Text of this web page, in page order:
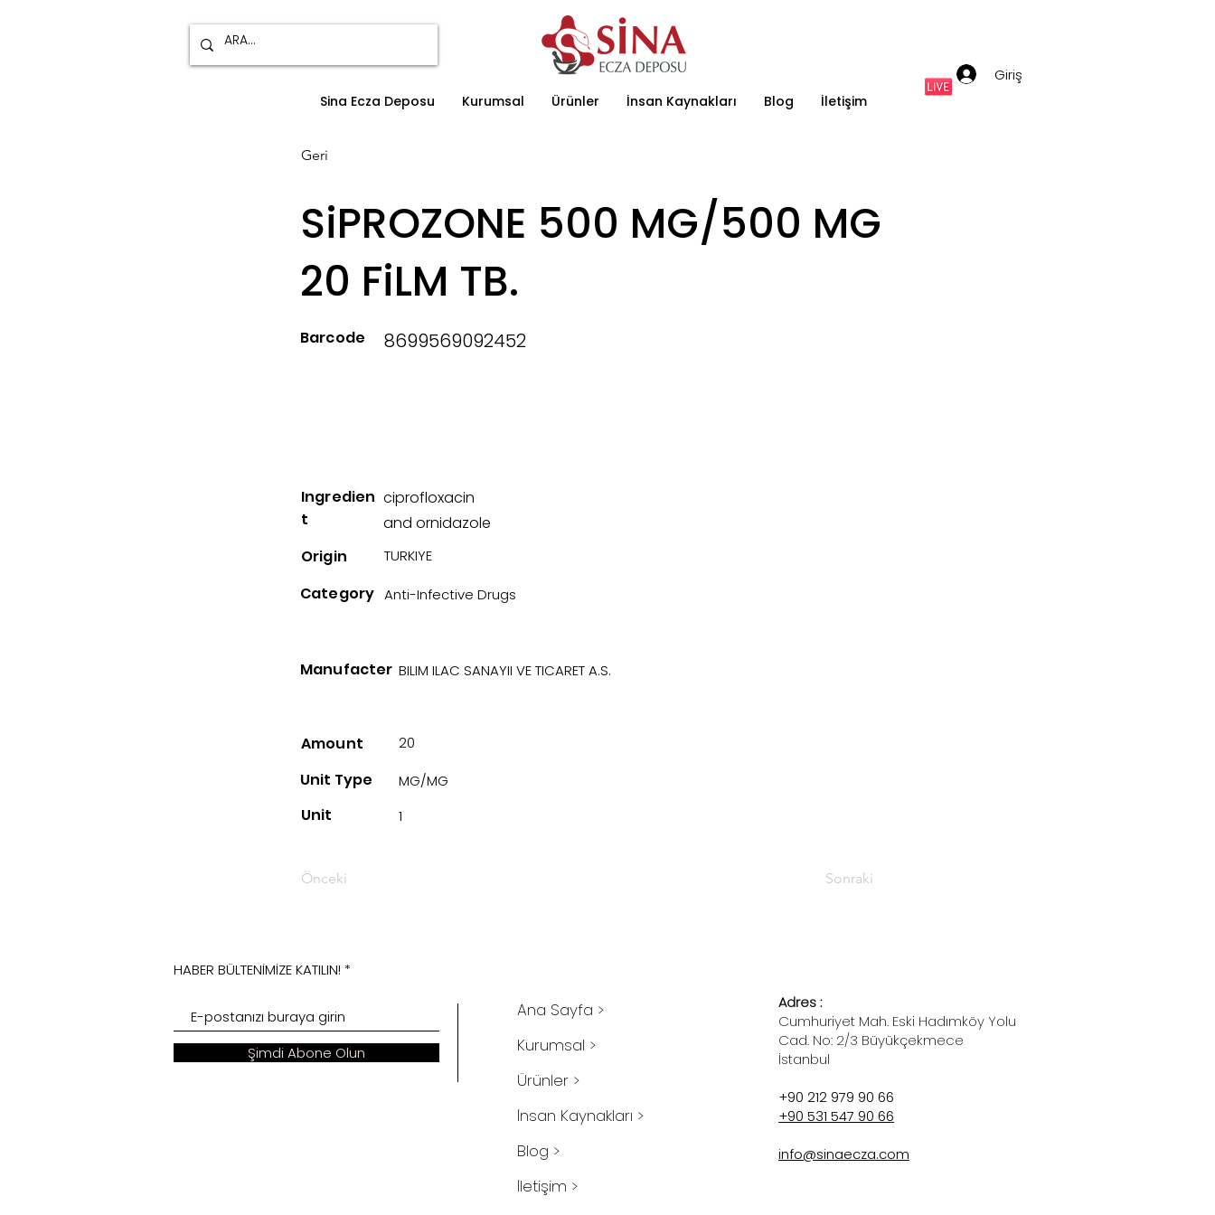
Giriş
Sina Ecza Deposu Kurumsal Ürünler İnsan Kaynakları Blog İletişim
Geri
SiPROZONE 500 MG/500 MG
20 FiLM TB.
Barcode 8699569092452
Ingredien
t
ciprofloxacin
and ornidazole
Origin
TURKIYE
Category Anti-Infective Drugs
Manufacter BILIM ILAC SANAYII VE TICARET A.S.
Amount 20
Unit Type
Unit
MG/MG
1
Önceki Sonraki
HABER BÜLTENİMİZE KATILIN!
Şimdi Abone Olun
Ana Sayfa >
Kurumsal >
Ürünler >
İnsan Kaynakları >
Blog >
İletişim >
Adres :
Cumhuriyet Mah. Eski Hadımköy Yolu
Cad. No: 2/3 Büyükçekmece
İstanbul
+90 212 979 90 66
+90 531 547 90 66
info@sinaecza.com